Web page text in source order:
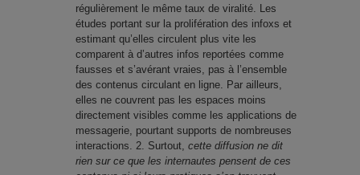
régulièrement le même taux de viralité. Les
études portant sur la prolifération des infoxs et
estimant qu’elles circulent plus vite les
comparent à d’autres infos reportées comme
fausses et s’avérant vraies, pas à l’ensemble
des contenus circulant en ligne. Par ailleurs,
elles ne couvrent pas les espaces moins
directement visibles comme les applications de
messagerie, pourtant supports de nombreuses
interactions. 2. Surtout, cette diffusion ne dit
rien sur ce que les internautes pensent de ces